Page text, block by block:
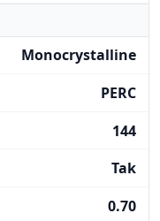
Monocrystalline
PERC
144
Tak
0.70